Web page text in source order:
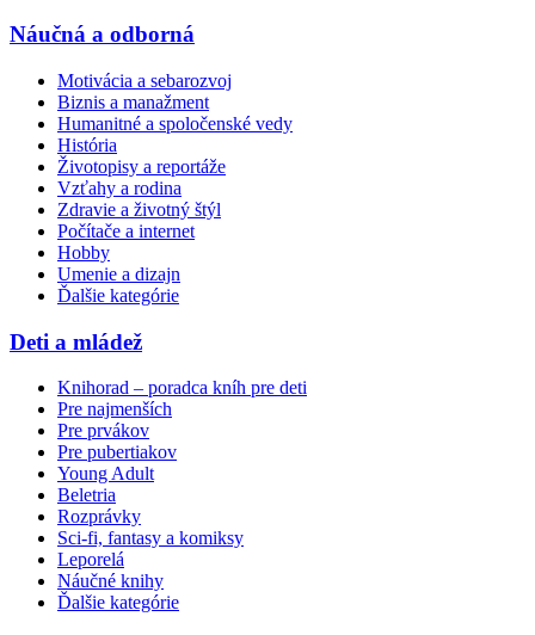
Náučná a odborná
Motivácia a sebarozvoj
Biznis a manažment
Humanitné a spoločenské vedy
História
Životopisy a reportáže
Vzťahy a rodina
Zdravie a životný štýl
Počítače a internet
Hobby
Umenie a dizajn
Ďalšie kategórie
Deti a mládež
Knihorad – poradca kníh pre deti
Pre najmenších
Pre prvákov
Pre pubertiakov
Young Adult
Beletria
Rozprávky
Sci-fi, fantasy a komiksy
Leporelá
Náučné knihy
Ďalšie kategórie